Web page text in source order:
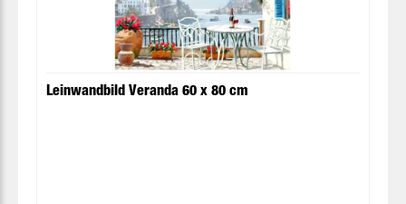
Leinwandbild Veranda 60 x 80 cm